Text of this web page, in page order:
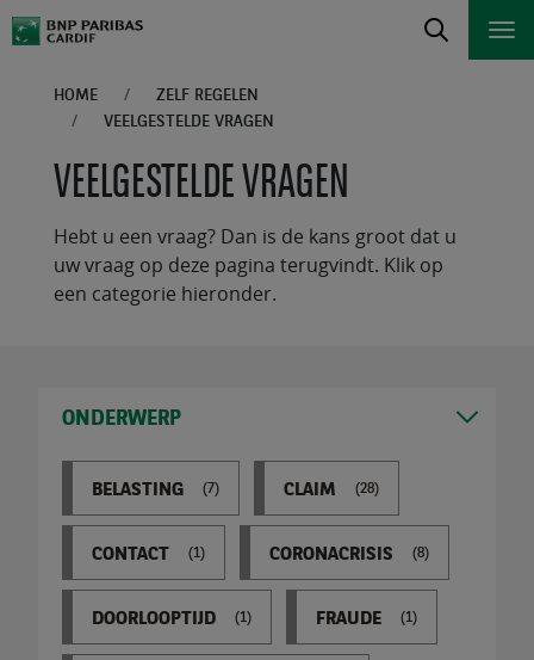
HOME
ZELF REGELEN
VEELGESTELDE VRAGEN
VEELGESTELDE VRAGEN
Hebt u een vraag? Dan is de kans groot dat u
uw vraag op deze pagina terugvindt. Klik op
een categorie hieronder.
ONDERWERP
BELASTING (7) CLAIM (28)
CONTACT (1) CORONACRISIS (8)
DOORLOOPTIJD (1) FRAUDE (1)